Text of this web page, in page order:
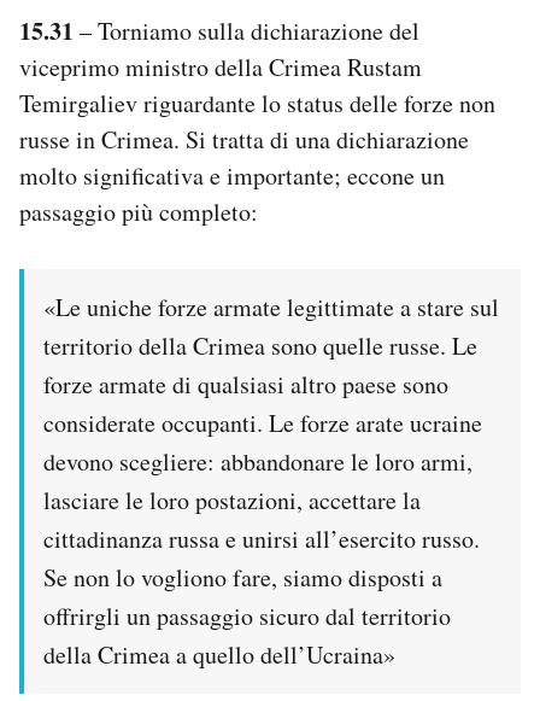
15.31 – Torniamo sulla dichiarazione del
viceprimo ministro della Crimea Rustam
Temirgaliev riguardante lo status delle forze non
russe in Crimea. Si tratta di una dichiarazione
molto significativa e importante; eccone un
passaggio più completo:
«Le uniche forze armate legittimate a stare sul
territorio della Crimea sono quelle russe. Le
forze armate di qualsiasi altro paese sono
considerate occupanti. Le forze arate ucraine
devono scegliere: abbandonare le loro armi,
lasciare le loro postazioni, accettare la
cittadinanza russa e unirsi all’esercito russo.
Se non lo vogliono fare, siamo disposti a
offrirgli un passaggio sicuro dal territorio
della Crimea a quello dell’Ucraina»